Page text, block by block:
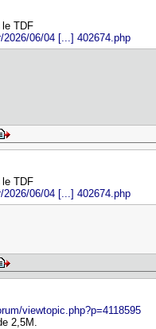
TDF
2026/06/04 [...] 402674.php
TDF
2026/06/04 [...] 402674.php
viewtopic.php?p=4118595
2,5M.